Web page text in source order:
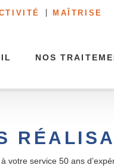
MAÎTRISE
NOS
votre service 50 ans